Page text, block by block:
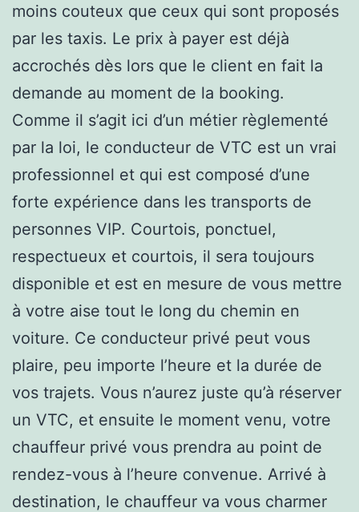
moins couteux que ceux qui sont proposés
par les taxis. Le prix à payer est déjà
accrochés dès lors que le client en fait la
demande au moment de la booking.
Comme il s’agit ici d’un métier règlementé
par la loi, le conducteur de VTC est un vrai
professionnel et qui est composé d’une
forte expérience dans les transports de
personnes VIP. Courtois, ponctuel,
respectueux et courtois, il sera toujours
disponible et est en mesure de vous mettre
à votre aise tout le long du chemin en
voiture. Ce conducteur privé peut vous
plaire, peu importe l’heure et la durée de
vos trajets. Vous n’aurez juste qu’à réserver
un VTC, et ensuite le moment venu, votre
chauffeur privé vous prendra au point de
rendez-vous à l’heure convenue. Arrivé à
destination, le chauffeur va vous charmer